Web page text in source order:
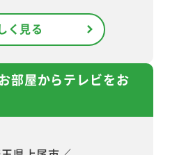
く見る
部屋からテレビをお